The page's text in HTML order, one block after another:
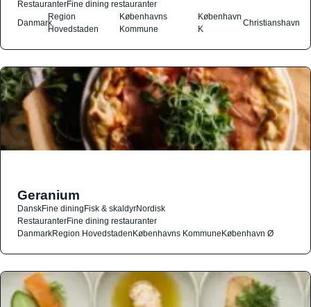
RestauranterFine dining restauranter
Danmark
Region
Hovedstaden
Københavns
Kommune
København
K
Christianshavn
Geranium
DanskFine diningFisk & skaldyrNordisk
RestauranterFine dining restauranter
DanmarkRegion HovedstadenKøbenhavns KommuneKøbenhavn Ø